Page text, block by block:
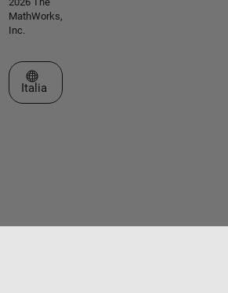
MathWorks,
Inc.
Seleziona un sito web
Italia